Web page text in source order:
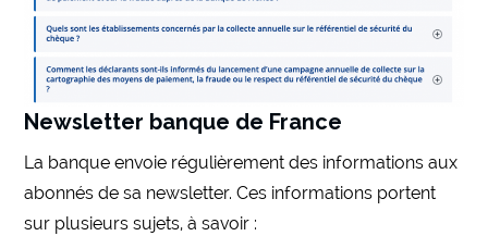
Newsletter banque de France
La banque envoie régulièrement des informations aux
abonnés de sa newsletter. Ces informations portent
sur plusieurs sujets, à savoir :